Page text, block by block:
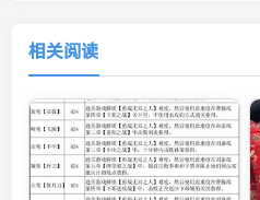
相关阅读